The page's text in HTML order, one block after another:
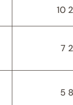
10
7
5